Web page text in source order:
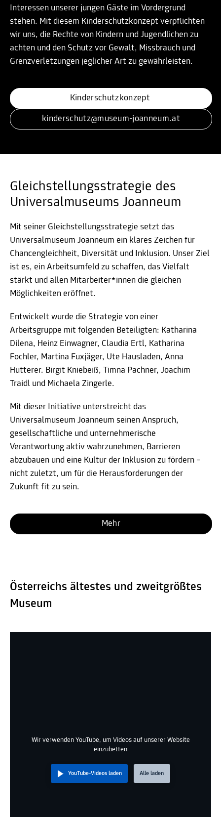
Interessen unserer jungen Gäste im Vordergrund
stehen. Mit diesem Kinderschutzkonzept verpflichten
wir uns, die Rechte von Kindern und Jugendlichen zu
achten und den Schutz vor Gewalt, Missbrauch und
Grenzverletzungen jeglicher Art zu gewährleisten.
Kinderschutzkonzept
kinderschutz@museum-joanneum.at
Gleichstellungsstrategie des
Universalmuseums Joanneum
Mit seiner Gleichstellungsstrategie setzt das
Universalmuseum Joanneum ein klares Zeichen für
Chancengleichheit, Diversität und Inklusion. Unser Ziel
ist es, ein Arbeitsumfeld zu schaffen, das Vielfalt
stärkt und allen Mitarbeiter*innen die gleichen
Möglichkeiten eröffnet.
Entwickelt wurde die Strategie von einer
Arbeitsgruppe mit folgenden Beteiligten: Katharina
Dilena, Heinz Einwagner, Claudia Ertl, Katharina
Fochler, Martina Fuxjäger, Ute Hausladen, Anna
Hutterer. Birgit Kniebeiß, Timna Pachner, Joachim
Traidl und Michaela Zingerle.
Mit dieser Initiative unterstreicht das
Universalmuseum Joanneum seinen Anspruch,
gesellschaftliche und unternehmerische
Verantwortung aktiv wahrzunehmen, Barrieren
abzubauen und eine Kultur der Inklusion zu fördern –
nicht zuletzt, um für die Herausforderungen der
Zukunft fit zu sein.
Mehr
Österreichs ältestes und zweitgrößtes
Museum
Wir verwenden YouTube, um Videos auf unserer Website
einzubetten
YouTube-Videos laden Alle laden